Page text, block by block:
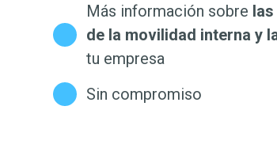
Más información sobre
de la movilidad interna y
tu empresa
Sin compromiso